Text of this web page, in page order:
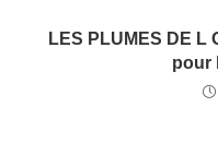
LES PLUMES DE L
pour